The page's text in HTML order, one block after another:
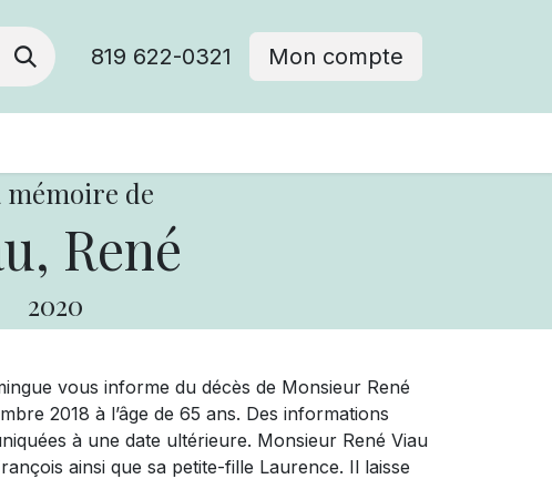
819 622-0321 Mon compte
mémoire de
René
2020
vous informe du décès de Monsieur René
2018 à l’âge de 65 ans. Des informations
à une date ultérieure. Monsieur René Viau
ainsi que sa petite-fille Laurence. Il laisse